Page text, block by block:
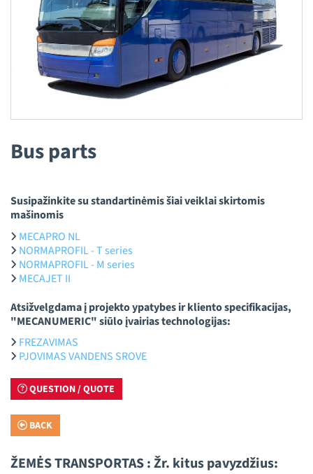
Bus parts
Susipažinkite su standartinėmis šiai veiklai skirtomis
mašinomis
MECAPRO NL
NORMAPROFIL - T series
NORMAPROFIL - M series
MECAJET II
Atsižvelgdama į projekto ypatybes ir kliento specifikacijas,
"MECANUMERIC" siūlo įvairias technologijas:
FREZAVIMAS
PJOVIMAS VANDENS SROVE
QUESTION / QUOTE
BACK
ŽEMĖS TRANSPORTAS : Žr. kitus pavyzdžius: